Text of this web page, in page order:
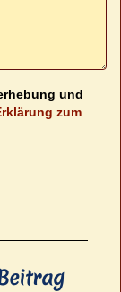
und
zum